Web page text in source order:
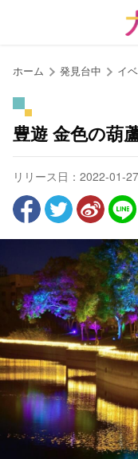
る
ホーム 発見台中 イ
豊遊 金色の葫
リリース日：2022-01-27